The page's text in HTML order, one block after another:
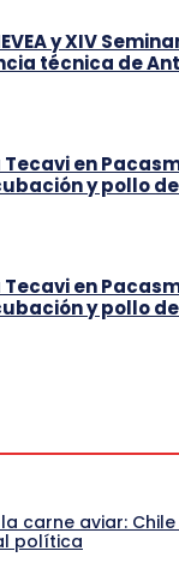
y XIV
técnica de
en
y pollo de
en
y pollo de
carne aviar: Chile
política